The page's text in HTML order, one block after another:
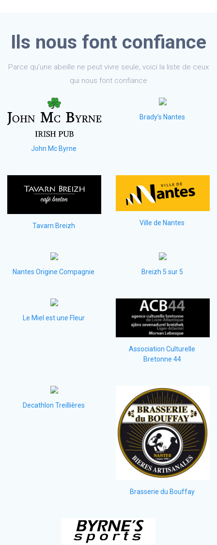
Ils nous font confiance
Parce qu’une abeille ne peut vivre seule, voici la liste de ceux
qui nous font confiance
John Mc Byrne
Brady’s Nantes
Tavarn Breizh Ville de Nantes
Nantes Origine Compagnie Breizh 5 sur 5
Le Miel est une Fleur
Association Culturelle
Bretonne 44
Decathlon Treillières
Brasserie du Bouffay